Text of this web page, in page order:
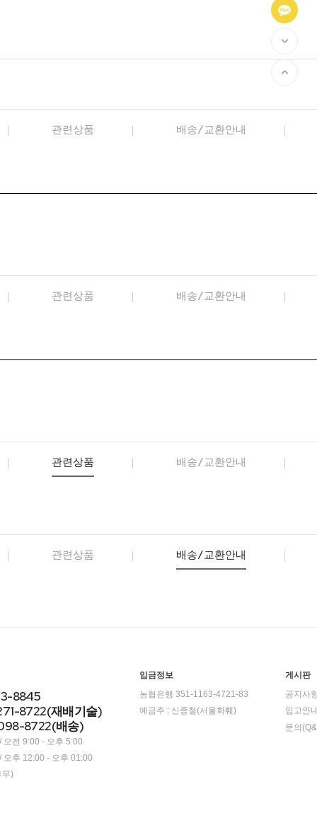
관련상품 배송/교환안내
관련상품 배송/교환안내
관련상품 배송/교환안내
관련상품 배송/교환안내
8845
8722(재배기술)
8722(배송)
오전 9:00 - 오후 5:00
오후 12:00 - 오후 01:00
무)
입금정보
농협은행 351-1163-4721-83
예금주 : 신종철(서울화훼)
게시판
공지사
입고안
문의